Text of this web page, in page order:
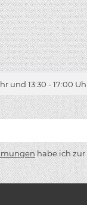
und 13:30 - 17:00
habe ich